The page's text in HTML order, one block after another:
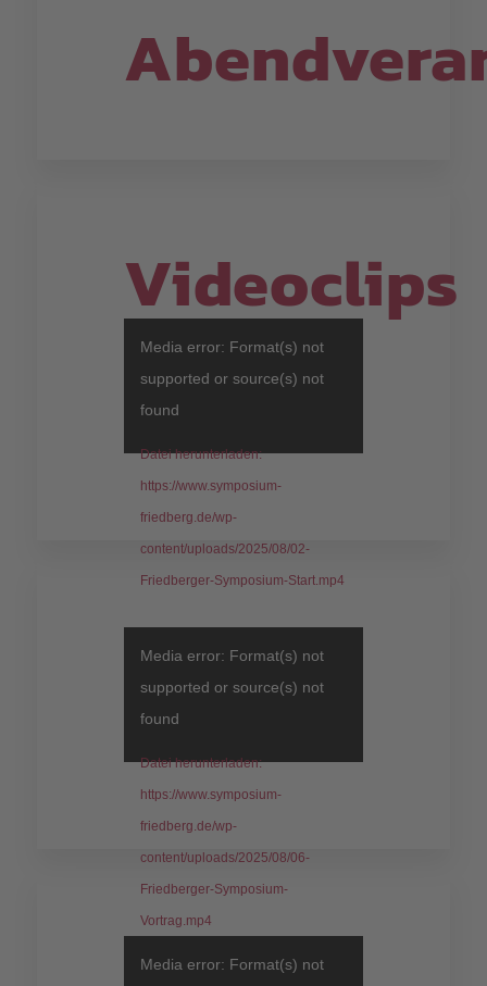
2 3 4 5 6 7 89 10 1213
Videoclips
Media error: Format(s) not
supported or source(s) not
found
Datei herunterladen:
https://www.symposium-
friedberg.de/wp-
content/uploads/2025/08/02-
Friedberger-Symposium-Start.mp4
Media error: Format(s) not
supported or source(s) not
found
Datei herunterladen:
https://www.symposium-
friedberg.de/wp-
content/uploads/2025/08/06-
Friedberger-Symposium-
Vortrag.mp4
Media error: Format(s) not